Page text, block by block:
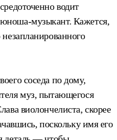
водит
музыкант. Кажется,
соседа по дому,
муз, пытающегося
виолончелиста, скорее
поскольку имя его